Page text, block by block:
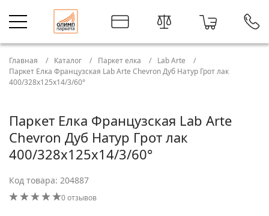
Главная Каталог Паркет елка
Lab Arte
Паркет Елка Французская Lab Arte Chevron Дуб Натур Грот лак
400/328х125х14/3/60°
Паркет Елка Французская Lab Arte
Chevron Дуб Натур Грот лак
400/328х125х14/3/60°
Код товара: 204887
0 отзывов